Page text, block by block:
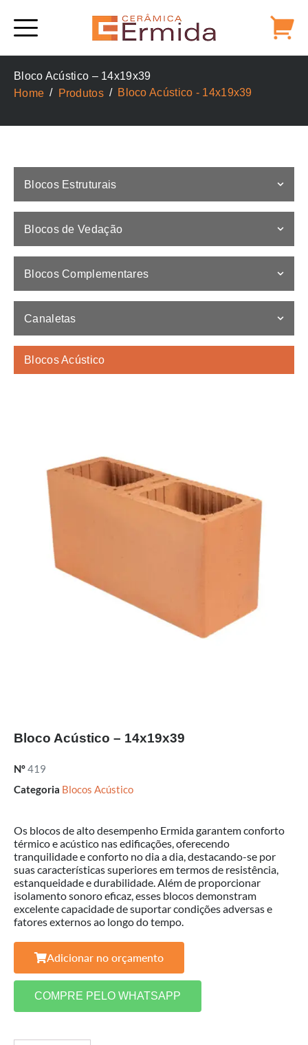
Bloco Acústico – 14x19x39
Home
Produtos Bloco Acústico - 14x19x39
Blocos Estruturais
Blocos de Vedação
Blocos Complementares
Canaletas
Blocos Acústico
Bloco Acústico – 14x19x39
Nº419
Categoria Blocos Acústico
Os blocos de alto desempenho Ermida garantem conforto
térmico e acústico nas edificações, oferecendo
tranquilidade e conforto no dia a dia, destacando-se por
suas características superiores em termos de resistência,
estanqueidade e durabilidade. Além de proporcionar
isolamento sonoro eficaz, esses blocos demonstram
excelente capacidade de suportar condições adversas e
fatores externos ao longo do tempo.
Adicionar no orçamento
COMPRE PELO WHATSAPP